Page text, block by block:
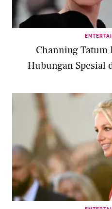
Channing Tatum
Hubungan Spesial